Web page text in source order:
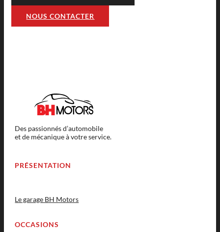
NOUS CONTACTER
Des passionnés d’automobile
et de mécanique à votre service.
PRÉSENTATION
Le garage BH Motors
OCCASIONS